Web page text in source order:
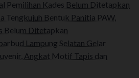
Pemilihan Kades Belum Ditetapkan
Tengkujuh Bentuk Panitia PAW,
Belum Ditetapkan
Lampung Selatan Gelar
Angkat Motif Tapis dan